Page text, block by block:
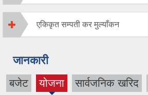
एकिकृत सम्पती कर मुल्याँकन
जानकारी
बजेट योजना
(active
सार्वजनिक खरिद